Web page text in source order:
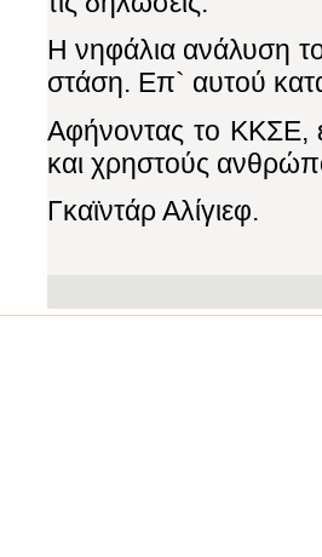
Η νηφάλια ανάλυση
στάση. Επ` αυτού
Αφήνοντας το ΚΚΣΕ,
και χρηστούς
Γκαϊντάρ Αλίγιεφ.